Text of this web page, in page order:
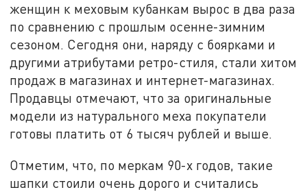
женщин к меховым кубанкам вырос в два раза
по сравнению с прошлым осенне-зимним
сезоном. Сегодня они, наряду с боярками и
другими атрибутами ретро-стиля, стали хитом
продаж в магазинах и интернет-магазинах.
Продавцы отмечают, что за оригинальные
модели из натурального меха покупатели
готовы платить от 6 тысяч рублей и выше.
Отметим, что, по меркам 90-х годов, такие
шапки стоили очень дорого и считались